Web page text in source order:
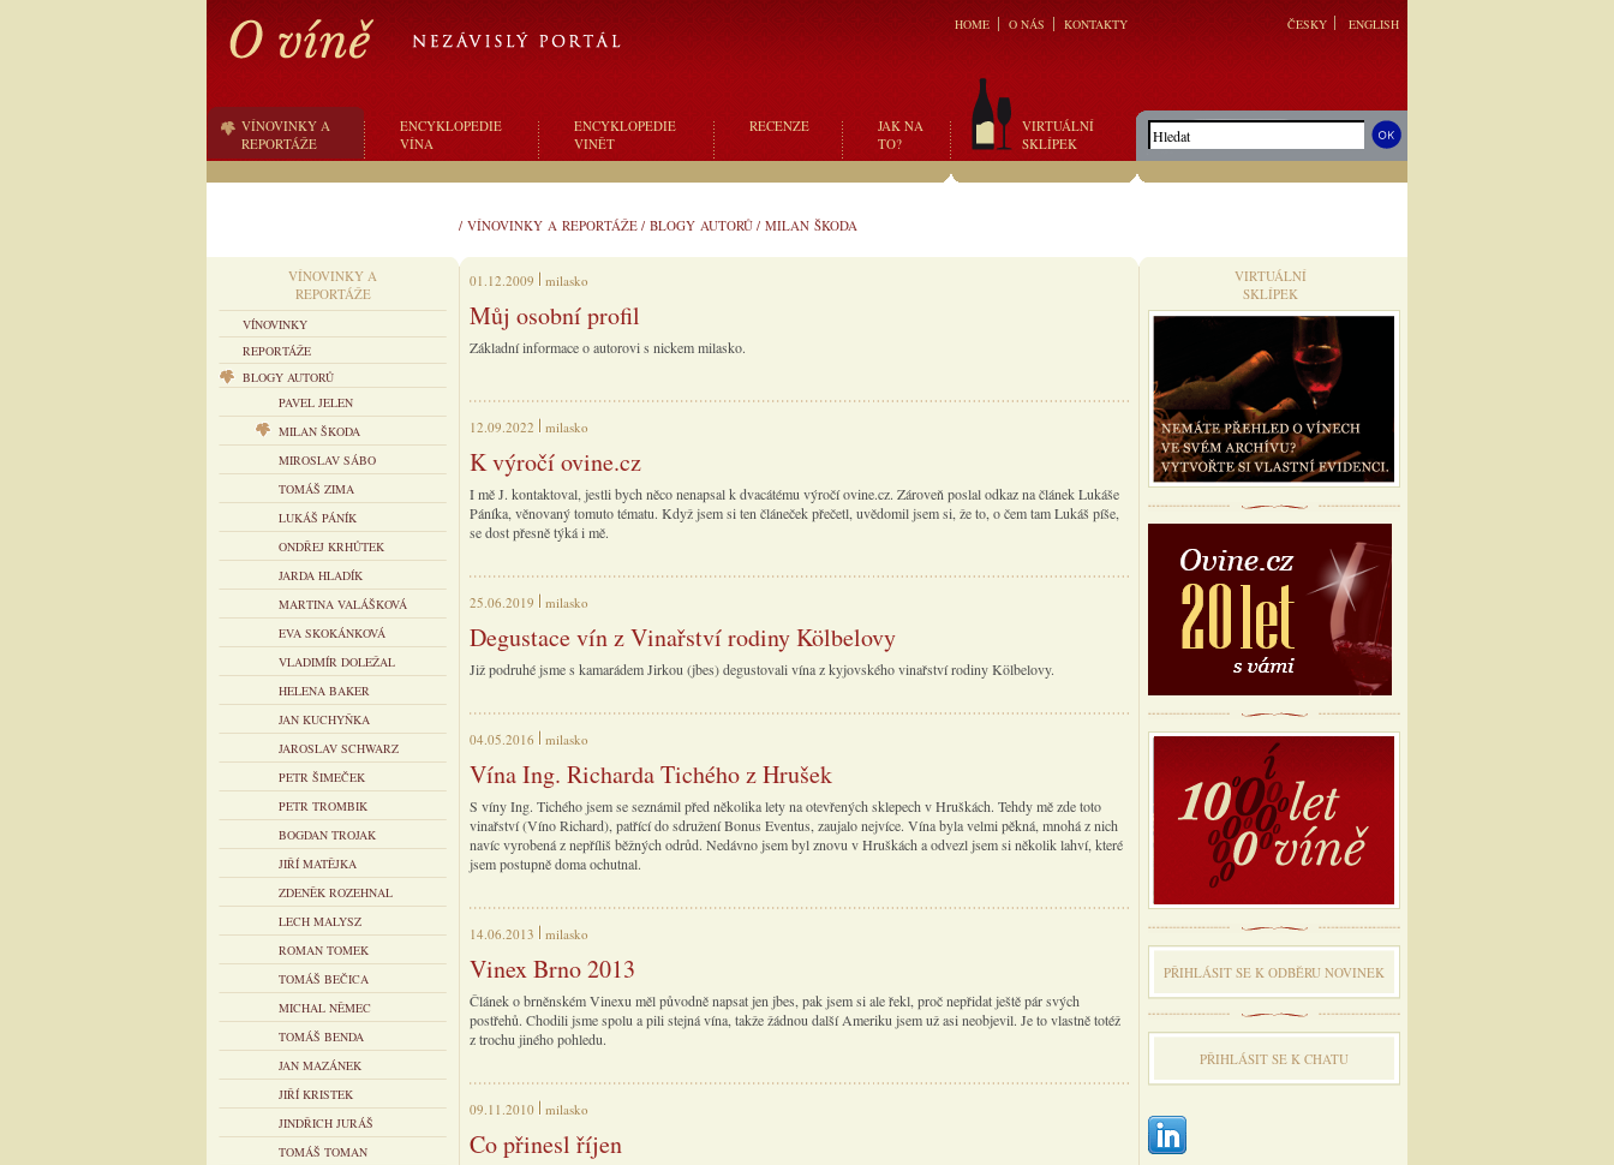
HOME O NÁS KONTAKTY ČESKY ENGLISH
VÍNOVINKY A
REPORTÁŽE
ENCYKLOPEDIE
VÍNA
ENCYKLOPEDIE
VINĚT
RECENZE
JAK NA
TO?
VIRTUÁLNÍ
SKLÍPEK
/ VÍNOVINKY A REPORTÁŽE / BLOGY AUTORŮ / MILAN ŠKODA
VÍNOVINKY A
REPORTÁŽE
VÍNOVINKY
REPORTÁŽE
BLOGY AUTORŮ
PAVEL JELEN
MILAN ŠKODA
MIROSLAV SÁBO
TOMÁŠ ZIMA
LUKÁŠ PÁNÍK
ONDŘEJ KRHŮTEK
JARDA HLADÍK
MARTINA VALÁŠKOVÁ
EVA SKOKÁNKOVÁ
VLADIMÍR DOLEŽAL
HELENA BAKER
JAN KUCHYŇKA
JAROSLAV SCHWARZ
PETR ŠIMEČEK
PETR TROMBIK
BOGDAN TROJAK
JIŘÍ MATĚJKA
ZDENĚK ROZEHNAL
LECH MALYSZ
ROMAN TOMEK
TOMÁŠ BEČICA
MICHAL NĚMEC
TOMÁŠ BENDA
JAN MAZÁNEK
JIŘÍ KRISTEK
JINDŘICH JURÁŠ
TOMÁŠ TOMAN
01.12.2009 milasko
Můj osobní profil
Základní informace o autorovi s nickem milasko.
12.09.2022 milasko
K výročí ovine.cz
I mě J. kontaktoval, jestli bych něco nenapsal k dvacátému výročí ovine.cz. Zároveň poslal odkaz na článek Lukáše
Páníka, věnovaný tomuto tématu. Když jsem si ten článeček přečetl, uvědomil jsem si, že to, o čem tam Lukáš píše,
se dost přesně týká i mě.
25.06.2019 milasko
Degustace vín z Vinařství rodiny Kölbelovy
Již podruhé jsme s kamarádem Jirkou (jbes) degustovali vína z kyjovského vinařství rodiny Kölbelovy.
04.05.2016 milasko
Vína Ing. Richarda Tichého z Hrušek
S víny Ing. Tichého jsem se seznámil před několika lety na otevřených sklepech v Hruškách. Tehdy mě zde toto
vinařství (Víno Richard), patřící do sdružení Bonus Eventus, zaujalo nejvíce. Vína byla velmi pěkná, mnohá z nich
navíc vyrobená z nepříliš běžných odrůd. Nedávno jsem byl znovu v Hruškách a odvezl jsem si několik lahví, které
jsem postupně doma ochutnal.
14.06.2013 milasko
Vinex Brno 2013
Článek o brněnském Vinexu měl původně napsat jen jbes, pak jsem si ale řekl, proč nepřidat ještě pár svých
postřehů. Chodili jsme spolu a pili stejná vína, takže žádnou další Ameriku jsem už asi neobjevil. Je to vlastně totéž
z trochu jiného pohledu.
09.11.2010 milasko
Co přinesl říjen
VIRTUÁLNÍ
SKLÍPEK
PŘIHLÁSIT SE K ODBĔRU NOVINEK
PŘIHLÁSIT SE K CHATU